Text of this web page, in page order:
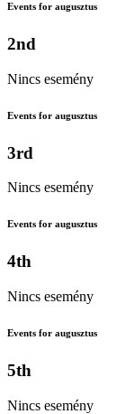
Events for augusztus
2nd
Nincs esemény
Events for augusztus
3rd
Nincs esemény
Events for augusztus
4th
Nincs esemény
Events for augusztus
5th
Nincs esemény